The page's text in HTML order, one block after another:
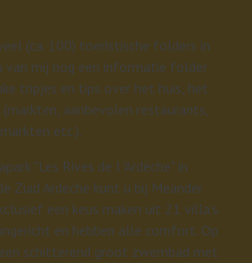
(ca. 100) toeristische folders in
van mij nog een informatie folder
tripjes en tips over het huis, het
(markten, aanbevolen restaurants,
etc.).
"Les Rives de l 'Ardèche" in
Zuid Ardeche kunt u bij Meander
een keus maken uit 21 villa's.
en hebben alle comfort. Op
schitterend groot zwembad met